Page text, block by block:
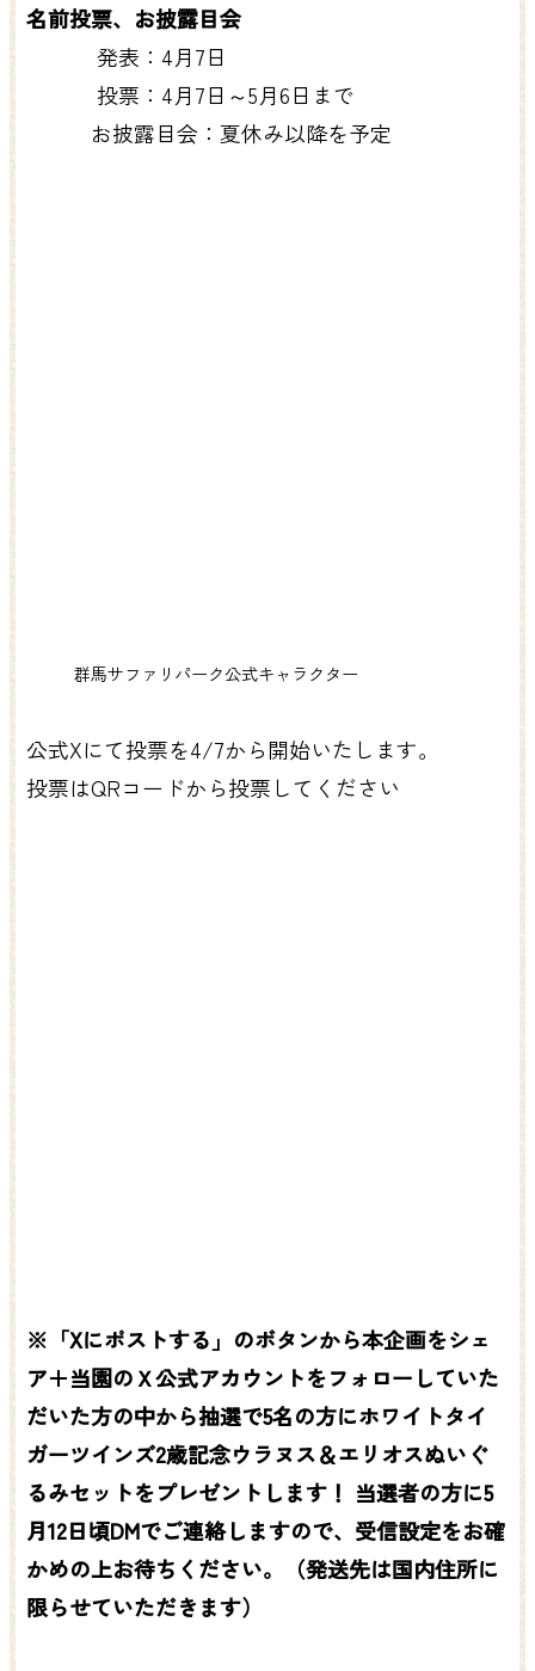
名前投票、お披露目会
発表：4月7日
投票：4月7日～5月6日まで
お披露目会：夏休み以降を予定
群馬サファリパーク公式キャラクター
公式Xにて投票を4/7から開始いたします。
投票はQRコードから投票してください
※「Xにポストする」のボタンから本企画をシェ
ア＋当園のＸ公式アカウントをフォローしていた
だいた方の中から抽選で5名の方にホワイトタイ
ガーツインズ2歳記念ウラヌス＆エリオスぬいぐ
るみセットをプレゼントします！ 当選者の方に5
月12日頃DMでご連絡しますので、受信設定をお確
かめの上お待ちください。（発送先は国内住所に
限らせていただきます）